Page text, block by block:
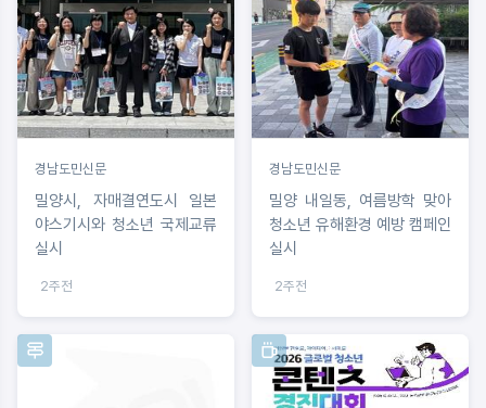
경남도민신문
밀양시, 자매결연도시 일본
야스기시와 청소년 국제교류
실시
2주전
경남도민신문
밀양 내일동, 여름방학 맞아
청소년 유해환경 예방 캠페인
실시
2주전